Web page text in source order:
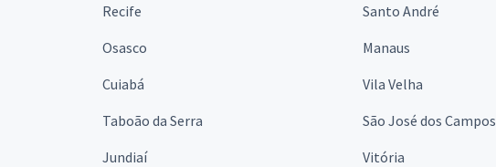
Recife
Santo André
Osasco
Manaus
Cuiabá
Vila Velha
Taboão da Serra
São José dos Campos
Jundiaí
Vitória